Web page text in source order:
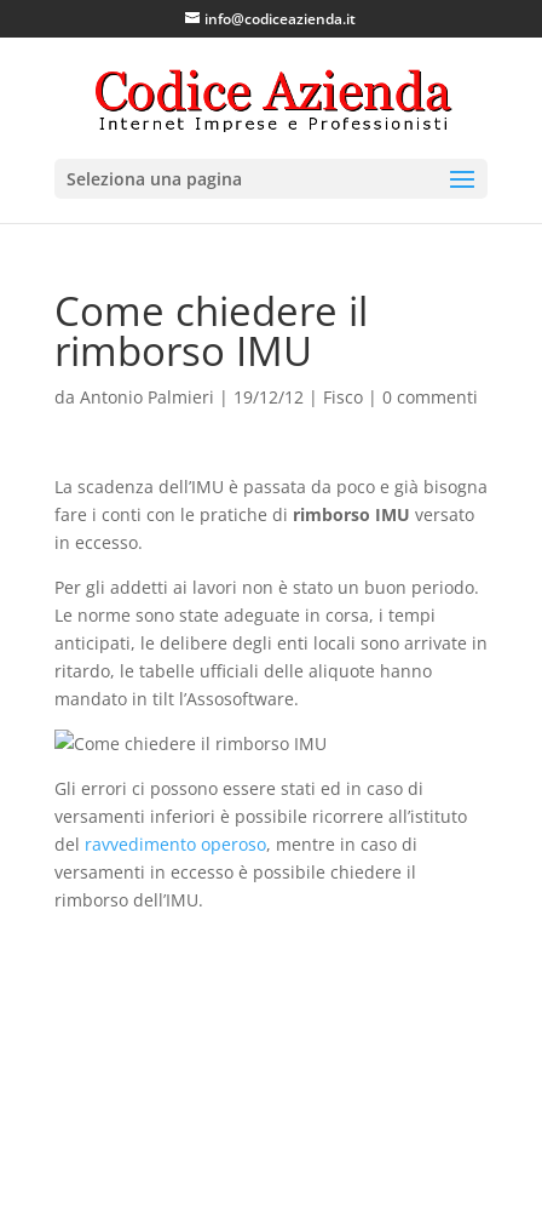
info@codiceazienda.it
Seleziona una pagina
Come chiedere il
rimborso IMU
da Antonio Palmieri | 19/12/12| Fisco| 0 commenti
La scadenza dell’IMU è passata da poco e già bisogna
fare i conti con le pratiche di rimborso IMU versato
in eccesso.
Per gli addetti ai lavori non è stato un buon periodo.
Le norme sono state adeguate in corsa, i tempi
anticipati, le delibere degli enti locali sono arrivate in
ritardo, le tabelle ufficiali delle aliquote hanno
mandato in tilt l’Assosoftware.
Gli errori ci possono essere stati ed in caso di
versamenti inferiori è possibile ricorrere all’istituto
del ravvedimento operoso, mentre in caso di
versamenti in eccesso è possibile chiedere il
rimborso dell’IMU.